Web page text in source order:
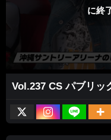
に終
Vol.237 CS パブリッ